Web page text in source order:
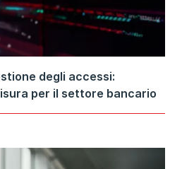
degli accessi:
per il settore bancario